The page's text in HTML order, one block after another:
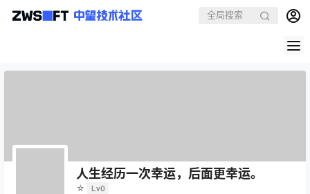
人生经历一次幸运，后面更幸运。
☆ Lv0